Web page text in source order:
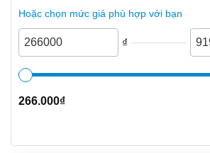
Hoặc chọn mức giá phù hợp với bạn
₫
266.000₫